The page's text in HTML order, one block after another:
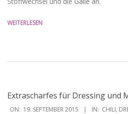
WEITERLESEN
Extrascharfes für Dressing und
2015-
ON: 19. SEPTEMBER 2015 IN: CHILI,